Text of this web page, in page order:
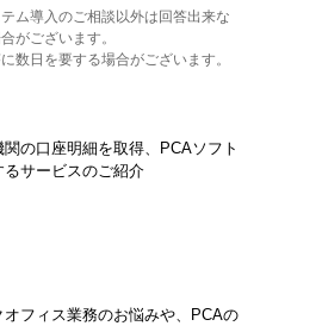
ム導入のご相談以外は回答出来な
がございます。
数日を要する場合がございます。
関の口座明細を取得、PCAソフト
るサービスのご紹介
オフィス業務のお悩みや、PCAの